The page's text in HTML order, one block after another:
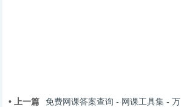
• 上一篇
免费网课答案查询 - 网课工具集 - 万